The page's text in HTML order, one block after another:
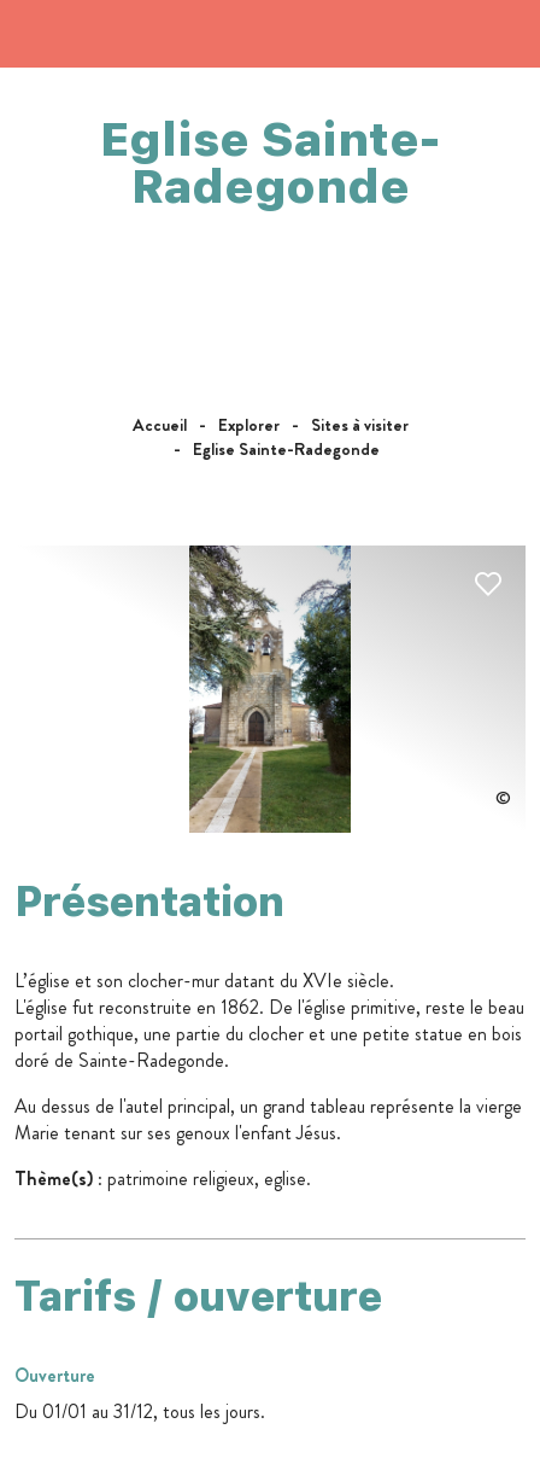
Accueil Explorer
Sites à visiter
Eglise Sainte-Radegonde
Eglise Sainte-
Radegonde
Présentation
L’église et son clocher-mur datant du XVIe siècle.
L'église fut reconstruite en 1862. De l'église primitive, reste le beau
portail gothique, une partie du clocher et une petite statue en bois
doré de Sainte-Radegonde.
Au dessus de l'autel principal, un grand tableau représente la vierge
Marie tenant sur ses genoux l'enfant Jésus.
Thème(s) : patrimoine religieux, eglise.
Tarifs / ouverture
Ouverture
Du 01/01 au 31/12, tous les jours.